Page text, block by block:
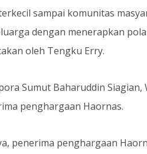
sampai komunitas
dengan menerapkan
oleh Tengku Erry.
Sumut Baharuddin
penghargaan Haornas.
penerima penghargaan